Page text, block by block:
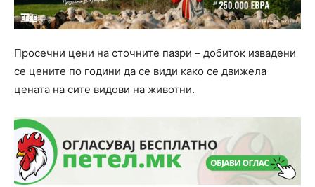
Просечни цени на сточните пазри – добиток извадени
се цените по години да се види како се движела
цената на сите видови на животни.